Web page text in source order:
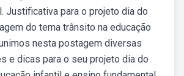
Justificativa para o projeto dia do
do tema trânsito na educação
nesta postagem diversas
e dicas para o seu projeto dia do